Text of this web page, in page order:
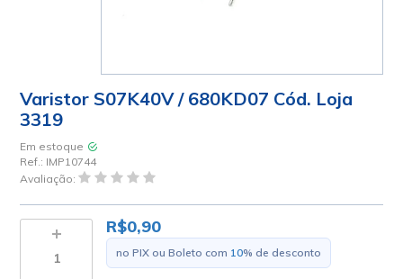
Varistor S07K40V / 680KD07 Cód. Loja
3319
Em estoque
Ref.: IMP10744
Avaliação:
R$0,90
no PIX ou Boleto com 10% de desconto